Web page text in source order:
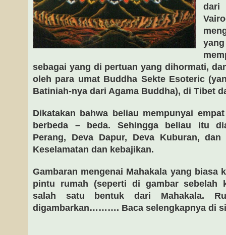
sebagai yang di pertuan yang dihormati,
oleh para umat Buddha Sekte Esoteric
Batiniah-nya dari Agama Buddha), di Tibet
Dikatakan bahwa beliau mempunyai
berbeda – beda. Sehingga beliau itu
Perang, Deva Dapur, Deva Kuburan,
Keselamatan dan kebajikan.
Gambaran mengenai Mahakala yang biasa
pintu rumah (seperti di gambar sebelah
salah satu bentuk dari Mahakala.
digambarkan………. Baca selengkapnya di